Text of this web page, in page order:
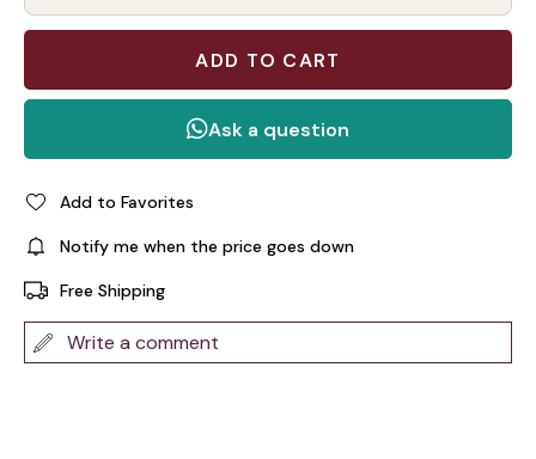
Add to Favorites
Notify me when the price goes down
Free Shipping
Write a comment